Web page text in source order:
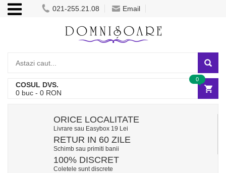
021-255.21.08 Email
COSUL DVS.
0 buc - 0 RON
0
ORICE LOCALITATE
Livrare sau Easybox 19 Lei
RETUR IN 60 ZILE
Schimb sau primiti banii
100% DISCRET
Coletele sunt discrete